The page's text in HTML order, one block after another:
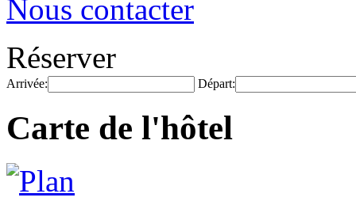
Nous contacter
Réserver
Arrivée: Départ:
Carte de l'hôtel